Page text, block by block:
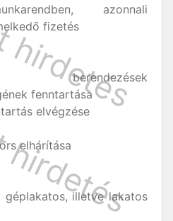
azonnali
fizetés
fenntartása
elvégzése
elhárítása
géplakatos, illetve lakatos